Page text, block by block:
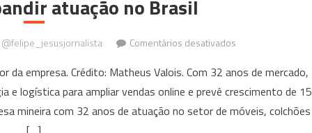
atuação no Brasil
@felipe_jesusjornalista Comentários desativadosem
Móveis
lança
e-
empresa. Crédito: Matheus Valois. Com 32 anos de mercado,
logística para ampliar vendas online e prevê crescimento de
mineira com 32 anos de atuação no setor de móveis,